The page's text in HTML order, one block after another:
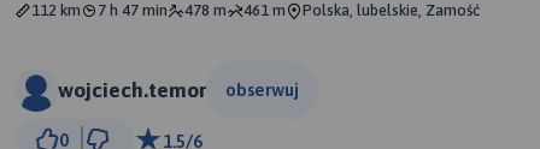
112 km 7 h 47 min 478 m 461 m Polska, lubelskie, Zamość
wojciech.temor obserwuj
0 1.5/6